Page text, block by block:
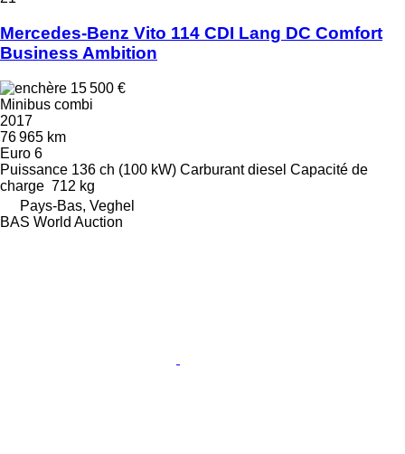
Mercedes-Benz Vito 114 CDI Lang DC Comfort
Business Ambition
15 500 €
Minibus combi
2017
76 965 km
Euro 6
Puissance 136 ch (100 kW) Carburant diesel Capacité de
charge 712 kg
Pays-Bas, Veghel
BAS World Auction